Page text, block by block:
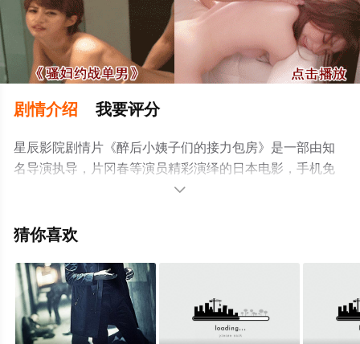
剧情介绍 我要评分
星辰影院剧情片《醉后小姨子们的接力包房》是一部由知
名导演执导，片冈春等演员精彩演绎的日本电影，手机免
费观看高清无删减完整版电影大全就上星辰电影网，更多
解。

猜你喜欢